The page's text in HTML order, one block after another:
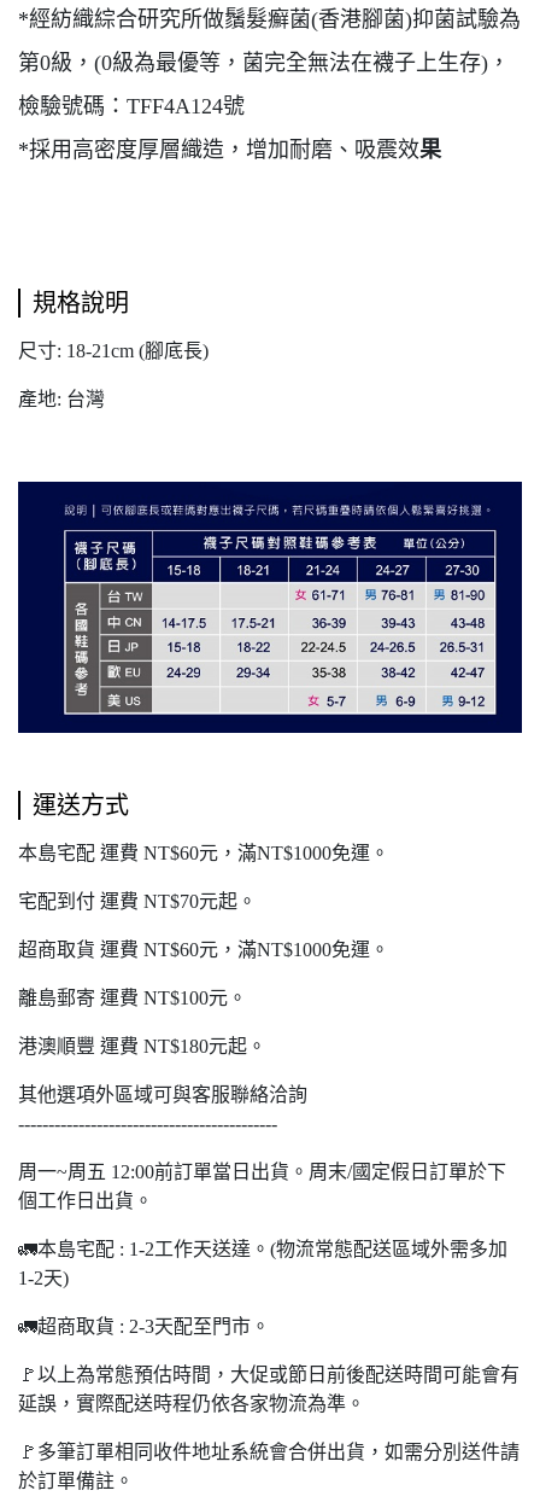
*經紡織綜合研究所做鬚髮癬菌(香港腳菌)抑菌試驗為
第0級， (0級為最優等，菌完全無法在襪子上生存)，
檢驗號碼：TFF4A124號
*採用高密度厚層織造，增加耐磨、吸震效果
規格說明
尺寸: 18-21cm (腳底長)
產地: 台灣
運送方式
本島宅配 運費 NT$60元，滿NT$1000免運。
宅配到付 運費 NT$70元起。
超商取貨 運費 NT$60元，滿NT$1000免運。
離島郵寄 運費 NT$100元。
港澳順豐 運費 NT$180元起。
其他選項外區域可與客服聯絡洽詢
-------------------------------------------
周一~周五 12:00前訂單當日出貨。周末/國定假日訂單於下
個工作日出貨。
🚛本島宅配 : 1-2工作天送達。(物流常態配送區域外需多加
1-2天)
🚛超商取貨 : 2-3天配至門市。
🚩以上為常態預估時間，大促或節日前後配送時間可能會有
延誤，實際配送時程仍依各家物流為準。
🚩多筆訂單相同收件地址系統會合併出貨，如需分別送件請
於訂單備註。